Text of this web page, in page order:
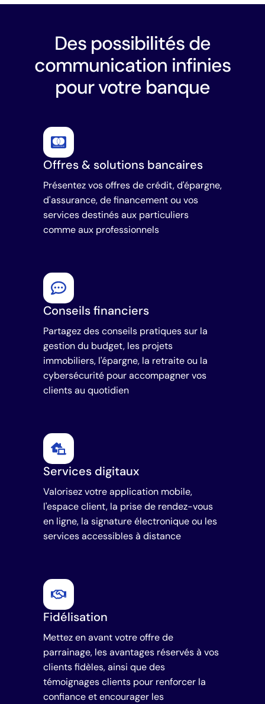
Des possibilités de
communication infinies
pour votre banque
Offres & solutions bancaires
Présentez vos offres de crédit, d'épargne,
d'assurance, de financement ou vos
services destinés aux particuliers
comme aux professionnels
Conseils financiers
Partagez des conseils pratiques sur la
gestion du budget, les projets
immobiliers, l'épargne, la retraite ou la
cybersécurité pour accompagner vos
clients au quotidien
Services digitaux
Valorisez votre application mobile,
l'espace client, la prise de rendez-vous
en ligne, la signature électronique ou les
services accessibles à distance
Fidélisation
Mettez en avant votre offre de
parrainage, les avantages réservés à vos
clients fidèles, ainsi que des
témoignages clients pour renforcer la
confiance et encourager les